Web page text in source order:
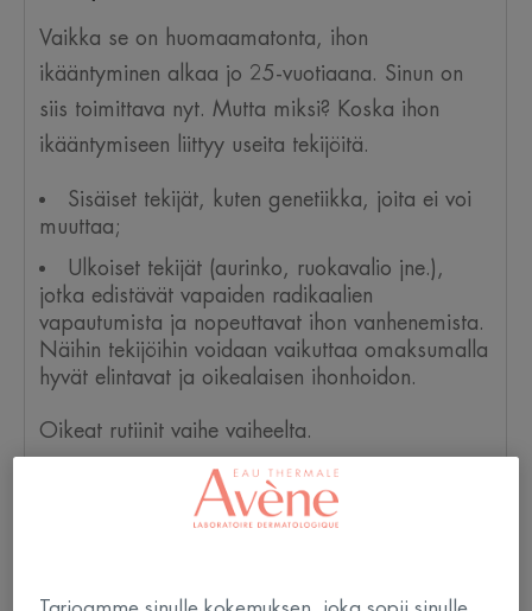
Vaikka se on huomaamatonta, ihon
ikääntyminen alkaa jo 25-vuotiaana. Sinun on
siis toimittava nyt. Mutta miksi? Koska ihon
ikääntymiseen liittyy useita tekijöitä.
Sisäiset tekijät, kuten genetiikka, joita ei voi
muuttaa;
Ulkoiset tekijät (aurinko, ruokavalio jne.),
jotka edistävät vapaiden radikaalien
vapautumista ja nopeuttavat ihon vanhenemista.
Näihin tekijöihin voidaan vaikuttaa omaksumalla
hyvät elintavat ja oikealaisen ihonhoidon.
Oikeat rutiinit vaihe vaiheelta.